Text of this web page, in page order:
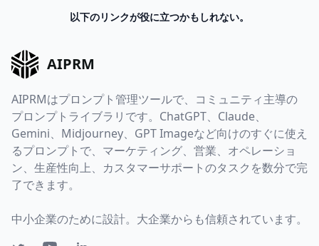
以下のリンクが役に立つかもしれない。
AIPRM
AIPRMはプロンプト管理ツールで、コミュニティ主導の
プロンプトライブラリです。ChatGPT、Claude、
Gemini、Midjourney、GPT Imageなど向けのすぐに使え
るプロンプトで、マーケティング、営業、オペレーショ
ン、生産性向上、カスタマーサポートのタスクを数分で完
了できます。
中小企業のために設計。大企業からも信頼されています。